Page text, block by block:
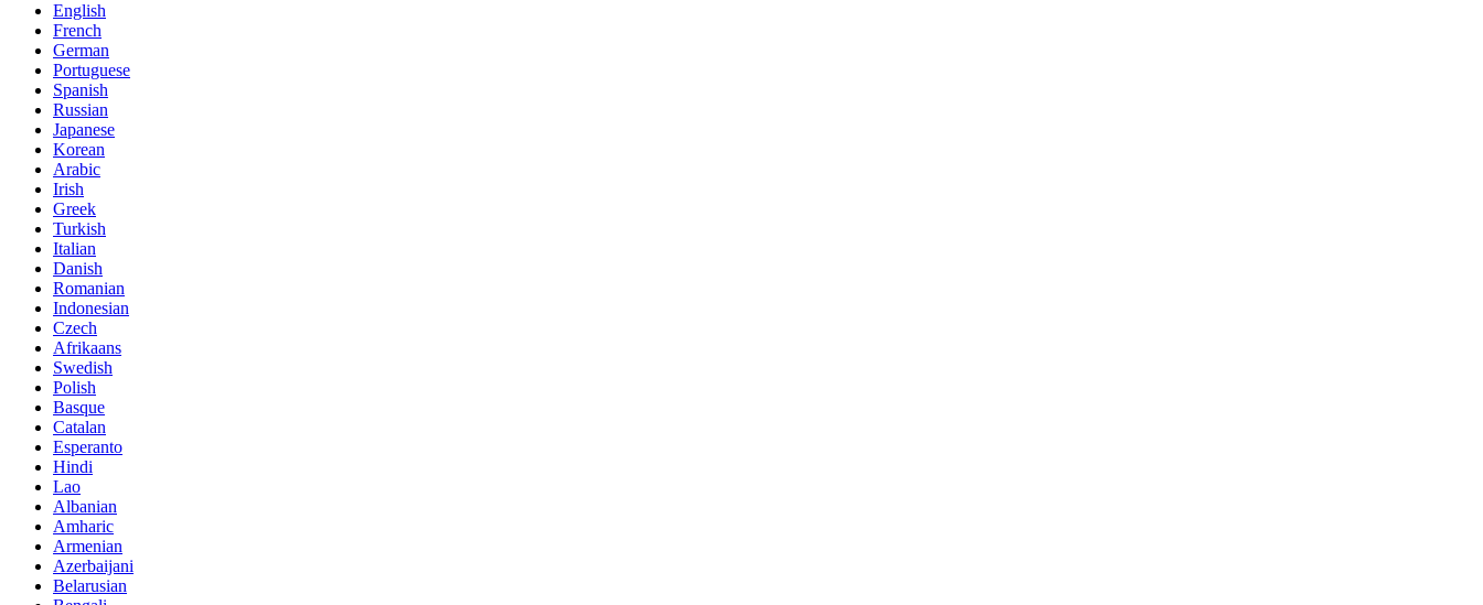
English
French
German
Portuguese
Spanish
Russian
Japanese
Korean
Arabic
Irish
Greek
Turkish
Italian
Danish
Romanian
Indonesian
Czech
Afrikaans
Swedish
Polish
Basque
Catalan
Esperanto
Hindi
Lao
Albanian
Amharic
Armenian
Azerbaijani
Belarusian